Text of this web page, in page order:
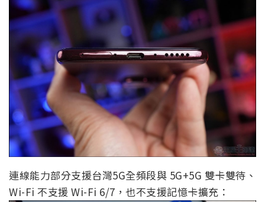
連線能力部分支援台灣5G全頻段與 5G+5G 雙卡雙待、
Wi-Fi 不支援 Wi-Fi 6/7，也不支援記憶卡擴充：